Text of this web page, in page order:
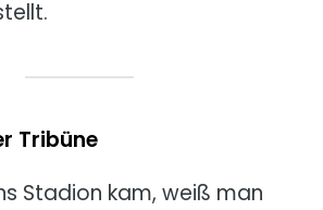
Tribüne
Stadion kam, weiß man